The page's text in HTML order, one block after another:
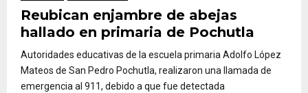
Reubican enjambre de abejas
hallado en primaria de Pochutla
Autoridades educativas de la escuela primaria Adolfo López
Mateos de San Pedro Pochutla, realizaron una llamada de
emergencia al 911, debido a que fue detectada